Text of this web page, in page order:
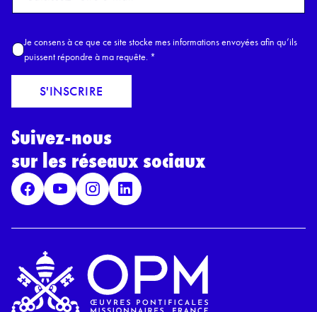
o
E
a
l
A
c
c
R
P
D
*
Je consens à ce que ce site stocke mes informations envoyées afin qu’ils
puissent répondre à ma requête. *
S'INSCRIRE
Suivez-nous
sur les réseaux sociaux